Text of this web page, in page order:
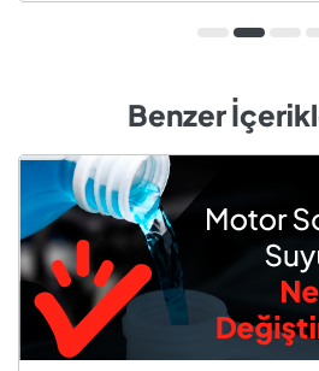
Benzer